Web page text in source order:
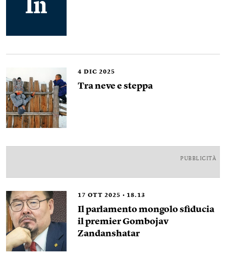
4 DIC 2025
Tra neve e steppa
PUBBLICITÀ
17 OTT 2025 18.13
Il parlamento mongolo sfiducia
il premier Gombojav
Zandanshatar